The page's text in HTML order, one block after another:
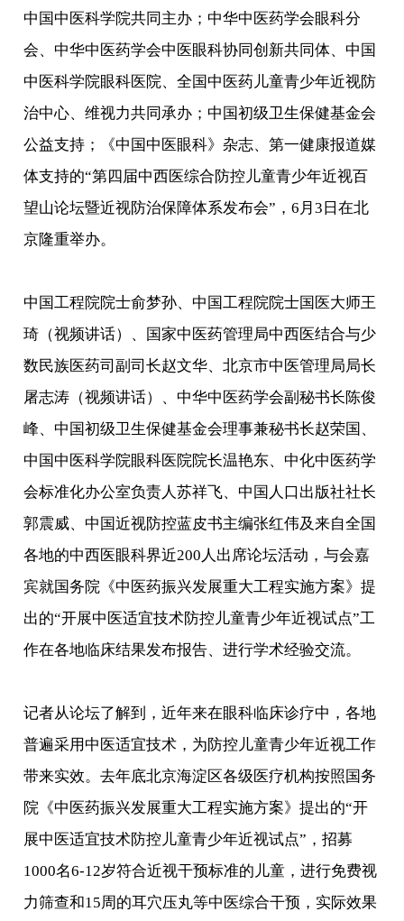
中国中医科学院共同主办；中华中医药学会眼科分
会、中华中医药学会中医眼科协同创新共同体、中国
中医科学院眼科医院、全国中医药儿童青少年近视防
治中心、维视力共同承办；中国初级卫生保健基金会
公益支持；《中国中医眼科》杂志、第一健康报道媒
体支持的“第四届中西医综合防控儿童青少年近视百
望山论坛暨近视防治保障体系发布会”，6月3日在北
京隆重举办。
中国工程院院士俞梦孙、中国工程院院士国医大师王
琦（视频讲话）、国家中医药管理局中西医结合与少
数民族医药司副司长赵文华、北京市中医管理局局长
屠志涛（视频讲话）、中华中医药学会副秘书长陈俊
峰、中国初级卫生保健基金会理事兼秘书长赵荣国、
中国中医科学院眼科医院院长温艳东、中化中医药学
会标准化办公室负责人苏祥飞、中国人口出版社社长
郭震威、中国近视防控蓝皮书主编张红伟及来自全国
各地的中西医眼科界近200人出席论坛活动，与会嘉
宾就国务院《中医药振兴发展重大工程实施方案》提
出的“开展中医适宜技术防控儿童青少年近视试点”工
作在各地临床结果发布报告、进行学术经验交流。
记者从论坛了解到，近年来在眼科临床诊疗中，各地
普遍采用中医适宜技术，为防控儿童青少年近视工作
带来实效。去年底北京海淀区各级医疗机构按照国务
院《中医药振兴发展重大工程实施方案》提出的“开
展中医适宜技术防控儿童青少年近视试点”，招募
1000名6-12岁符合近视干预标准的儿童，进行免费视
力筛查和15周的耳穴压丸等中医综合干预，实际效果